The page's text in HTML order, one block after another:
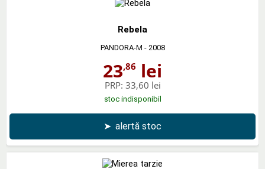
Rebela
PANDORA-M - 2008
23,86 lei
PRP: 33,60 lei
stoc indisponibil
➤ alertă stoc